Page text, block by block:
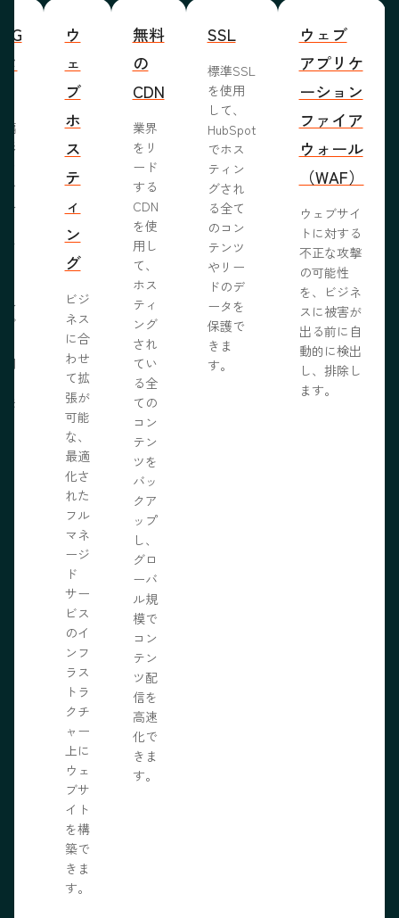
編
形
ル
ル
ブ
ウ
ェ
ブ
ホ
ス
テ
ィ
ン
グ
ビジ
ネス
に合
わせ
て拡
張が
可能
な、
最適
化さ
れた
フル
マネ
ージ
ド
サー
ビス
のイ
ンフ
ラス
トラ
クチ
ャー
上に
ウェ
ブサ
イト
を構
築で
きま
す。
無料
の
CDN
業界
をリ
ード
する
CDN
を使
用し
て、
ホス
ティ
ング
され
てい
る全
ての
コン
テン
ツを
バッ
クア
ップ
し、
グロ
ーバ
ル規
模で
コン
テン
ツ配
信を
高速
化で
きま
す。
SSL
標準SSL
を使用
して、
HubSpot
でホス
ティン
グされ
る全て
のコン
テンツ
やリー
ドのデ
ータを
保護で
きま
す。
ウェブ
アプリケ
ーション
ファイア
ウォール
（WAF）
ウェブサイ
トに対する
不正な攻撃
の可能性
を、ビジネ
スに被害が
出る前に自
動的に検出
し、排除し
ます。